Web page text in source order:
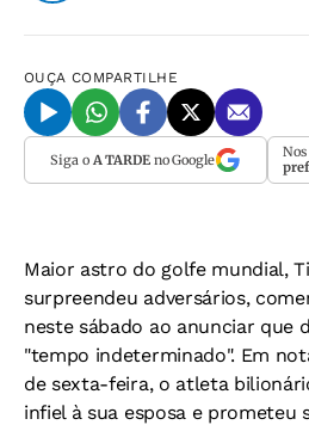
OUÇA COMPARTILHE
Siga o A TARDEno Google
Maior astro do golfe mundial,
surpreendeu adversários,
neste sábado ao anunciar que
"tempo indeterminado". Em
de sexta-feira, o atleta
infiel à sua esposa e prometeu